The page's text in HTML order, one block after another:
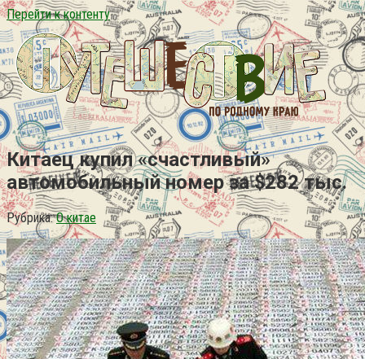
Перейти к контенту
Китаец купил «счастливый»
автомобильный номер за $282 тыс.
Рубрика: О китае